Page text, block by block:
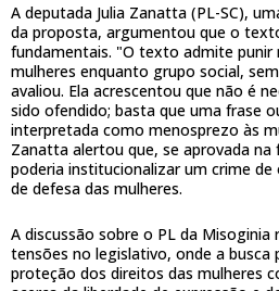
A deputada Julia Zanatta (PL-SC),
da proposta, argumentou que o
fundamentais. "O texto admite
mulheres enquanto grupo social,
avaliou. Ela acrescentou que não é
sido ofendido; basta que uma frase
interpretada como menosprezo às
Zanatta alertou que, se aprovada
poderia institucionalizar um crime
de defesa das mulheres.
A discussão sobre o PL da Misoginia
tensões no legislativo, onde a busca
proteção dos direitos das mulheres